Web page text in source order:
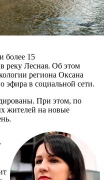
более 15
реку Лесная. Об этом
региона Оксана
эфира в социальной сети.
При этом, по
жителей на новые